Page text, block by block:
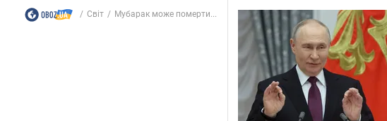
Світ Мубарак може померти...